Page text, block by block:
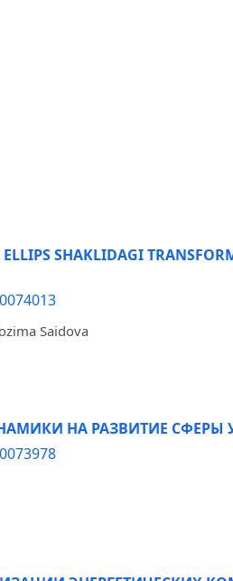
ELLIPS SHAKLIDAGI
Saidova
НА РАЗВИТИЕ СФЕРЫ